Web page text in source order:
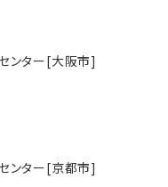
ンター[大阪市]
ンター[京都市]